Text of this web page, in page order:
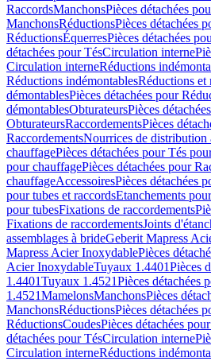
RaccordsManchonsPièces détachées
ManchonsRéductionsPièces détachées
RéductionsÉquerresPièces détachées
détachées pour TésCirculation interne
Circulation interneRéductions
Réductions indémontablesRéductions et
démontablesPièces détachées pour
démontablesObturateursPièces
ObturateursRaccordementsPièces
RaccordementsNourrices de distribution
chauffagePièces détachées pour Tés
pour chauffagePièces détachées pour
chauffageAccessoiresPièces détachées
pour tubes et raccordsEtanchements
pour tubesFixations de raccordements
Fixations de raccordementsJoints
assemblages à brideGeberit Mapress
Mapress Acier InoxydablePièces
Acier InoxydableTuyaux 1.4401Pièces
1.4401Tuyaux 1.4521Pièces détachées
1.4521MamelonsManchonsPièces
ManchonsRéductionsPièces détachées
RéductionsCoudesPièces détachées
détachées pour TésCirculation interne
Circulation interneRéductions